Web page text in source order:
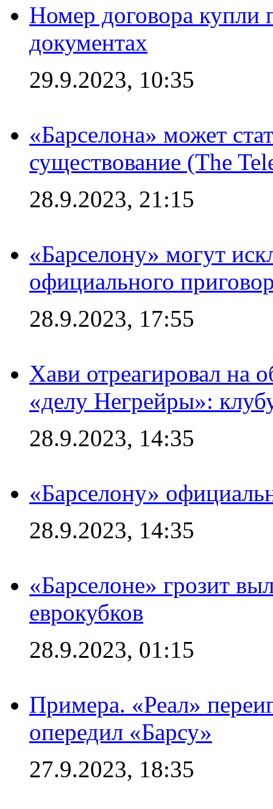
Номер договора купли
документах
29.9.2023, 10:35
«Барселона» может
существование (The
28.9.2023, 21:15
«Барселону» могут
официального
28.9.2023, 17:55
Хави отреагировал на
«делу Негрейры»:
28.9.2023, 14:35
«Барселону»
28.9.2023, 14:35
«Барселоне» грозит
еврокубков
28.9.2023, 01:15
Примера. «Реал»
опередил «Барсу»
27.9.2023, 18:35